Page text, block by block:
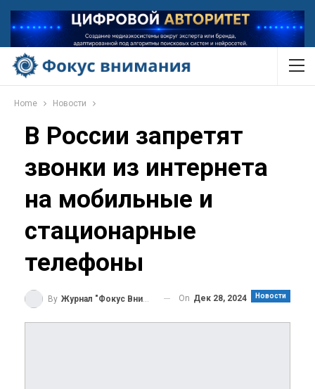
Home Новости
В России запретят
звонки из интернета
на мобильные и
стационарные
телефоны
Новости
By Журнал "Фокус Внимания" On Дек 28, 2024